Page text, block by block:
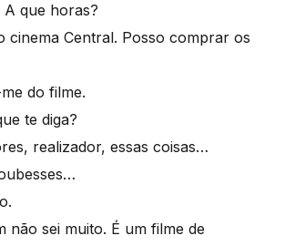
que horas?
Central. Posso comprar os
do filme.
te diga?
realizador, essas coisas…
não sei muito. É um filme de